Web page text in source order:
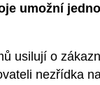
umožní
usilují o
nezřídka